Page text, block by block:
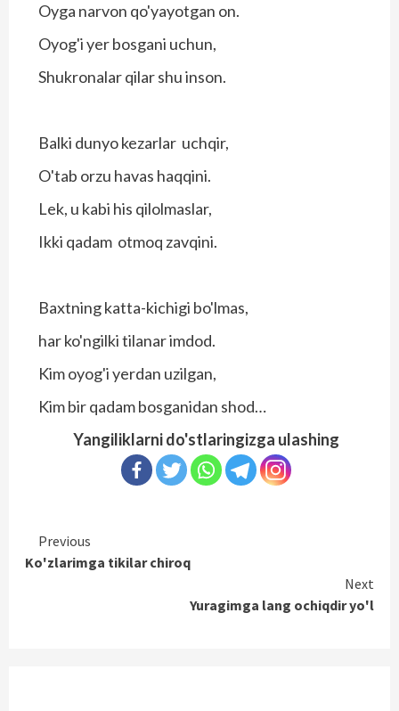
Oyga narvon qo'yayotgan on.
Oyog'i yer bosgani uchun,
Shukronalar qilar shu inson.
Balki dunyo kezarlar uchqir,
O'tab orzu havas haqqini.
Lek, u kabi his qilolmaslar,
Ikki qadam otmoq zavqini.
Baxtning katta-kichigi bo'lmas,
har ko'ngilki tilanar imdod.
Kim oyog'i yerdan uzilgan,
Kim bir qadam bosganidan shod…
Yangiliklarni do'stlaringizga ulashing
Continue
Reading
Previous
Ko'zlarimga tikilar chiroq
Next
Yuragimga lang ochiqdir yo'l